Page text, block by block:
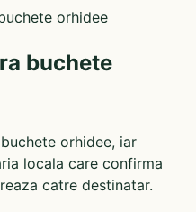
orhidee
buchete
orhidee, iar
locala care confirma
catre destinatar.